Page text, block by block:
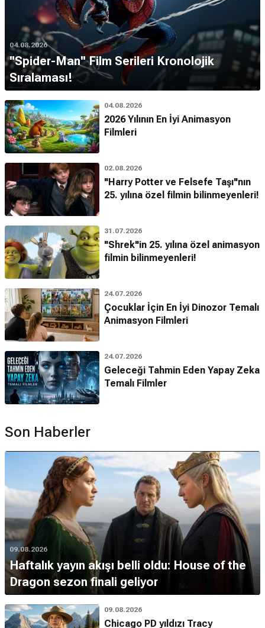
kitlelerce tanınmıştır.
*Bu alandaki içerikler genel bilgi vermek amacıyla sunulur. Doğruluğu ve
güncelliği garanti edilmemektedir. (3.08.2026)
04.08.2026
''Spider-Man'' Film Serileri Kronolojik
Sıralaması!
04.08.2026
2026 Yılının En İyi Animasyon
Filmleri
02.08.2026
"Harry Potter ve Felsefe Taşı"nın
25. yılına özel filmin bilinmeyenleri!
31.07.2026
"Shrek"in 25. yılına özel animasyon
filmin bilinmeyenleri!
24.07.2026
Çocuklar İçin En İyi Dinozor Temalı
Animasyon Filmleri
24.07.2026
Geleceği Tahmin Eden Yapay Zeka
Temalı Filmler
Son Haberler
09.08.2026
Haftalık yayın akışı belli oldu: House of the
Dragon sezon finali geliyor
09.08.2026
Chicago PD yıldızı Tracy